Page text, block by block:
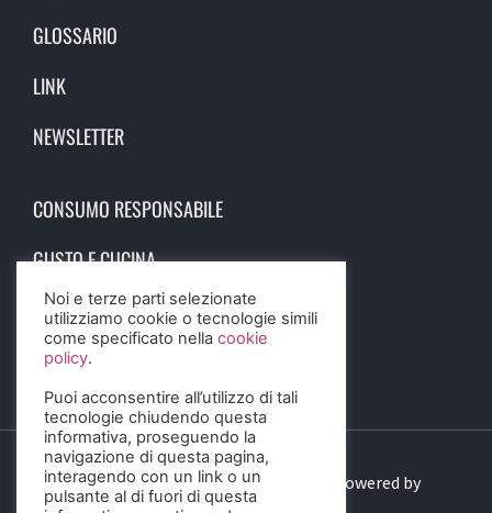
GLOSSARIO
LINK
NEWSLETTER
CONSUMO RESPONSABILE
GUSTO E CUCINA
SCIENZA E SALUTE
STORIA E CULTURA
© 2023 Birra Informa. All Rights Reserved. Powered by
DIGITALSENSE
Noi e terze parti selezionate
utilizziamo cookie o tecnologie simili
come specificato nella cookie
policy.
Puoi acconsentire all’utilizzo di tali
tecnologie chiudendo questa
informativa, proseguendo la
navigazione di questa pagina,
interagendo con un link o un
pulsante al di fuori di questa